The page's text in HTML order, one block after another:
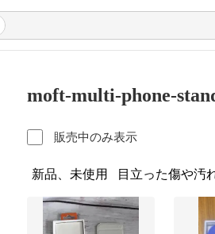
moft-multi-phone-
販売中のみ表示
新品、未使用 目立った傷や汚